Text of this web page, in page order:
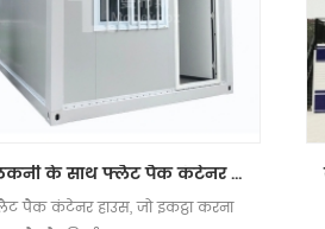
बालकनी के साथ फ्लैट पैक कंटेनर हाउस 20 फुट कंटेनर हाउस
पैक कंटेनर हाउस, जो इकट्ठा करना